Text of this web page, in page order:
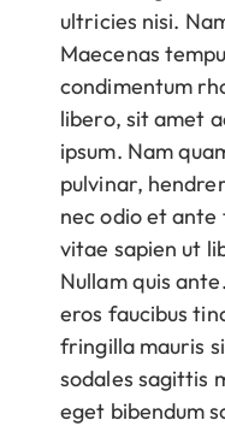
ultricies nisi.
Maecenas
condimentum
libero, sit amet
ipsum. Nam
pulvinar,
nec odio et
vitae sapien ut
Nullam quis
eros faucibus
fringilla mauris
sodales sagittis
eget bibendum